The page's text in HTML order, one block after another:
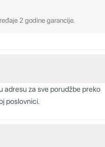
2 godine garancije.
za sve porudžbe preko
poslovnici.